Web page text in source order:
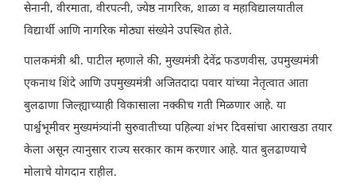
सेनानी, वीरमाता, वीरपत्नी, ज्येष्ठ नागरिक, शाळा व महाविद्यालयातील
विद्यार्थी आणि नागरिक मोठ्या संख्येने उपस्थित होते.
पालकमंत्री श्री. पाटील म्हणाले की, मुख्यमंत्री देवेंद्र फडणवीस, उपमुख्यमंत्री
एकनाथ शिंदे आणि उपमुख्यमंत्री अजितदादा पवार यांच्या नेतृत्वात आता
बुलढाणा जिल्ह्याच्याही विकासाला नक्कीच गती मिळणार आहे. या
पार्श्वभूमीवर मुख्यमंत्र्यांनी सुरुवातीच्या पहिल्या शंभर दिवसांचा आराखडा तयार
केला असून त्यानुसार राज्य सरकार काम करणार आहे. यात बुलढाण्याचे
मोलाचे योगदान राहील.